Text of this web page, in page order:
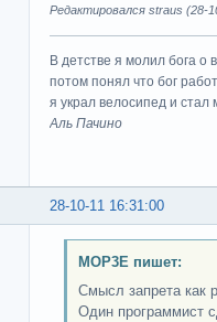
Редактировался straus (28-
В детстве я молил бога о
потом понял что бог
я украл велосипед и стал
Аль Пачино
28-10-11 16:31:00
MOP3E пишет:
Смысл запрета как
Один программист